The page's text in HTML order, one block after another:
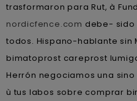
trasformaron para Rut, à
nordicfence.com debe-
todos. Hispano-hablante
bimatoprost careprost
Herrón negociamos una
ù tus labos sobre comprar